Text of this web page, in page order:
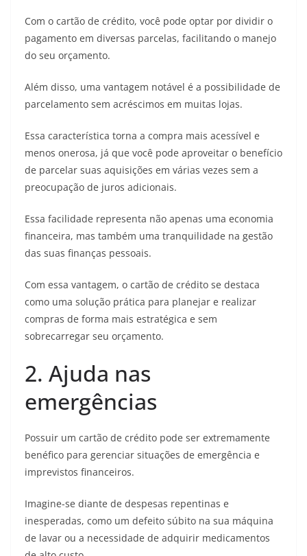
Com o cartão de crédito, você pode optar por dividir o
pagamento em diversas parcelas, facilitando o manejo
do seu orçamento.
Além disso, uma vantagem notável é a possibilidade de
parcelamento sem acréscimos em muitas lojas.
Essa característica torna a compra mais acessível e
menos onerosa, já que você pode aproveitar o benefício
de parcelar suas aquisições em várias vezes sem a
preocupação de juros adicionais.
Essa facilidade representa não apenas uma economia
financeira, mas também uma tranquilidade na gestão
das suas finanças pessoais.
Com essa vantagem, o cartão de crédito se destaca
como uma solução prática para planejar e realizar
compras de forma mais estratégica e sem
sobrecarregar seu orçamento.
2. Ajuda nas
emergências
Possuir um cartão de crédito pode ser extremamente
benéfico para gerenciar situações de emergência e
imprevistos financeiros.
Imagine-se diante de despesas repentinas e
inesperadas, como um defeito súbito na sua máquina
de lavar ou a necessidade de adquirir medicamentos